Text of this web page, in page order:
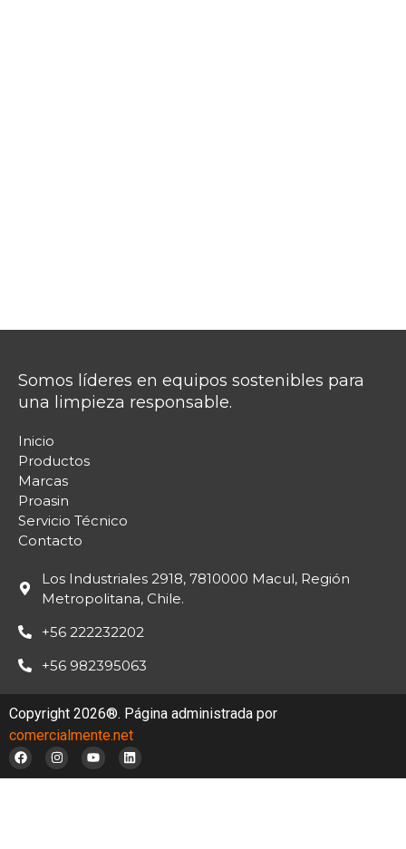
Somos líderes en equipos sostenibles para
una limpieza responsable.
Inicio
Productos
Marcas
Proasin
Servicio Técnico
Contacto
Los Industriales 2918, 7810000 Macul, Región
Metropolitana, Chile.
+56 222232202
+56 982395063
Copyright 2026®. Página administrada por
comercialmente.net